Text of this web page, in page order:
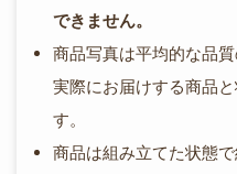
できません。
商品写真は平均的な品
実際にお届けする商品
す。
商品は組み立てた状態